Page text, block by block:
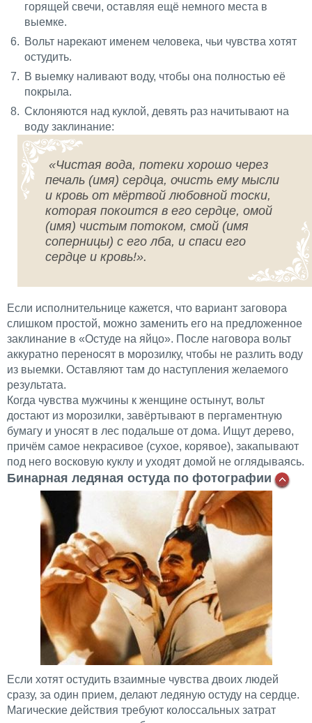
горящей свечи, оставляя ещё немного места в
выемке.
Вольт нарекают именем человека, чьи чувства хотят
остудить.
В выемку наливают воду, чтобы она полностью её
покрыла.
Склоняются над куклой, девять раз начитывают на
воду заклинание:
«Чистая вода, потеки хорошо через
печаль (имя) сердца, очисть ему мысли
и кровь от мёртвой любовной тоски,
которая покоится в его сердце, омой
(имя) чистым потоком, смой (имя
соперницы) с его лба, и спаси его
сердце и кровь!».
Если исполнительнице кажется, что вариант заговора
слишком простой, можно заменить его на предложенное
заклинание в «Остуде на яйцо». После наговора вольт
аккуратно переносят в морозилку, чтобы не разлить воду
из выемки. Оставляют там до наступления желаемого
результата.
Когда чувства мужчины к женщине остынут, вольт
достают из морозилки, завёртывают в пергаментную
бумагу и уносят в лес подальше от дома. Ищут дерево,
причём самое некрасивое (сухое, корявое), закапывают
под него восковую куклу и уходят домой не оглядываясь.
Бинарная ледяная остуда по фотографии
Если хотят остудить взаимные чувства двоих людей
сразу, за один прием, делают ледяную остуду на сердце.
Магические действия требуют колоссальных затрат